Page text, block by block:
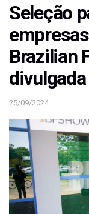
Seleção
Brazilian
divulgada
25/09/2024